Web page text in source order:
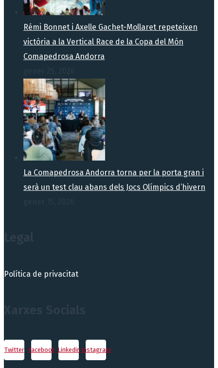
Rémi Bonnet i Axelle Gachet-Mollaret repeteixen
victòria a la Vertical Race de la Copa del Món
Comapedrosa Andorra
La Comapedrosa Andorra torna per la porta gran i
serà un test clau abans dels Jocs Olímpics d’hivern
Política de privacitat
Twitter Facebook Linkedin Instagram